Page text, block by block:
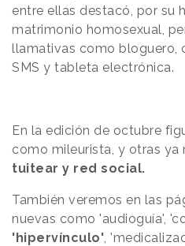
entre ellas destacó, por su
matrimonio homosexual,
llamativas como bloguero,
SMS y tableta electrónica.
En la edición de octubre
como mileurista, y otras
tuitear y red social.
También veremos en las
nuevas como 'audioguía',
'hipervínculo' ,